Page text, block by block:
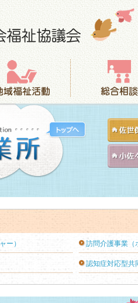
動 総合相談
ー） 訪問介護事業（
認知症対応型共